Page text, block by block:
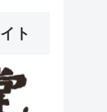
ト